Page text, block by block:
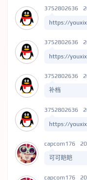
3752802636
https://
3752802636
https://
3752802636
补档
3752802636
https://
capcom176
可可皑皑
capcom176